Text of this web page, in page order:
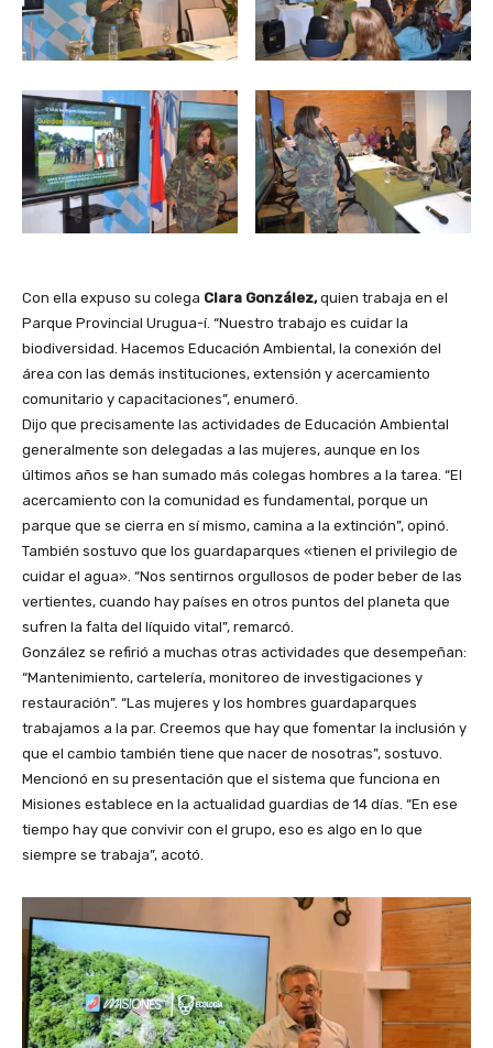
Con ella expuso su colega Clara González,quien trabaja en el
Parque Provincial Urugua-í. “Nuestro trabajo es cuidar la
biodiversidad. Hacemos Educación Ambiental, la conexión del
área con las demás instituciones, extensión y acercamiento
comunitario y capacitaciones”, enumeró.
Dijo que precisamente las actividades de Educación Ambiental
generalmente son delegadas a las mujeres, aunque en los
últimos años se han sumado más colegas hombres a la tarea. “El
acercamiento con la comunidad es fundamental, porque un
parque que se cierra en sí mismo, camina a la extinción”, opinó.
También sostuvo que los guardaparques «tienen el privilegio de
cuidar el agua». “Nos sentirnos orgullosos de poder beber de las
vertientes, cuando hay países en otros puntos del planeta que
sufren la falta del líquido vital”, remarcó.
González se refirió a muchas otras actividades que desempeñan:
“Mantenimiento, cartelería, monitoreo de investigaciones y
restauración”. “Las mujeres y los hombres guardaparques
trabajamos a la par. Creemos que hay que fomentar la inclusión y
que el cambio también tiene que nacer de nosotras”, sostuvo.
Mencionó en su presentación que el sistema que funciona en
Misiones establece en la actualidad guardias de 14 días. “En ese
tiempo hay que convivir con el grupo, eso es algo en lo que
siempre se trabaja”, acotó.